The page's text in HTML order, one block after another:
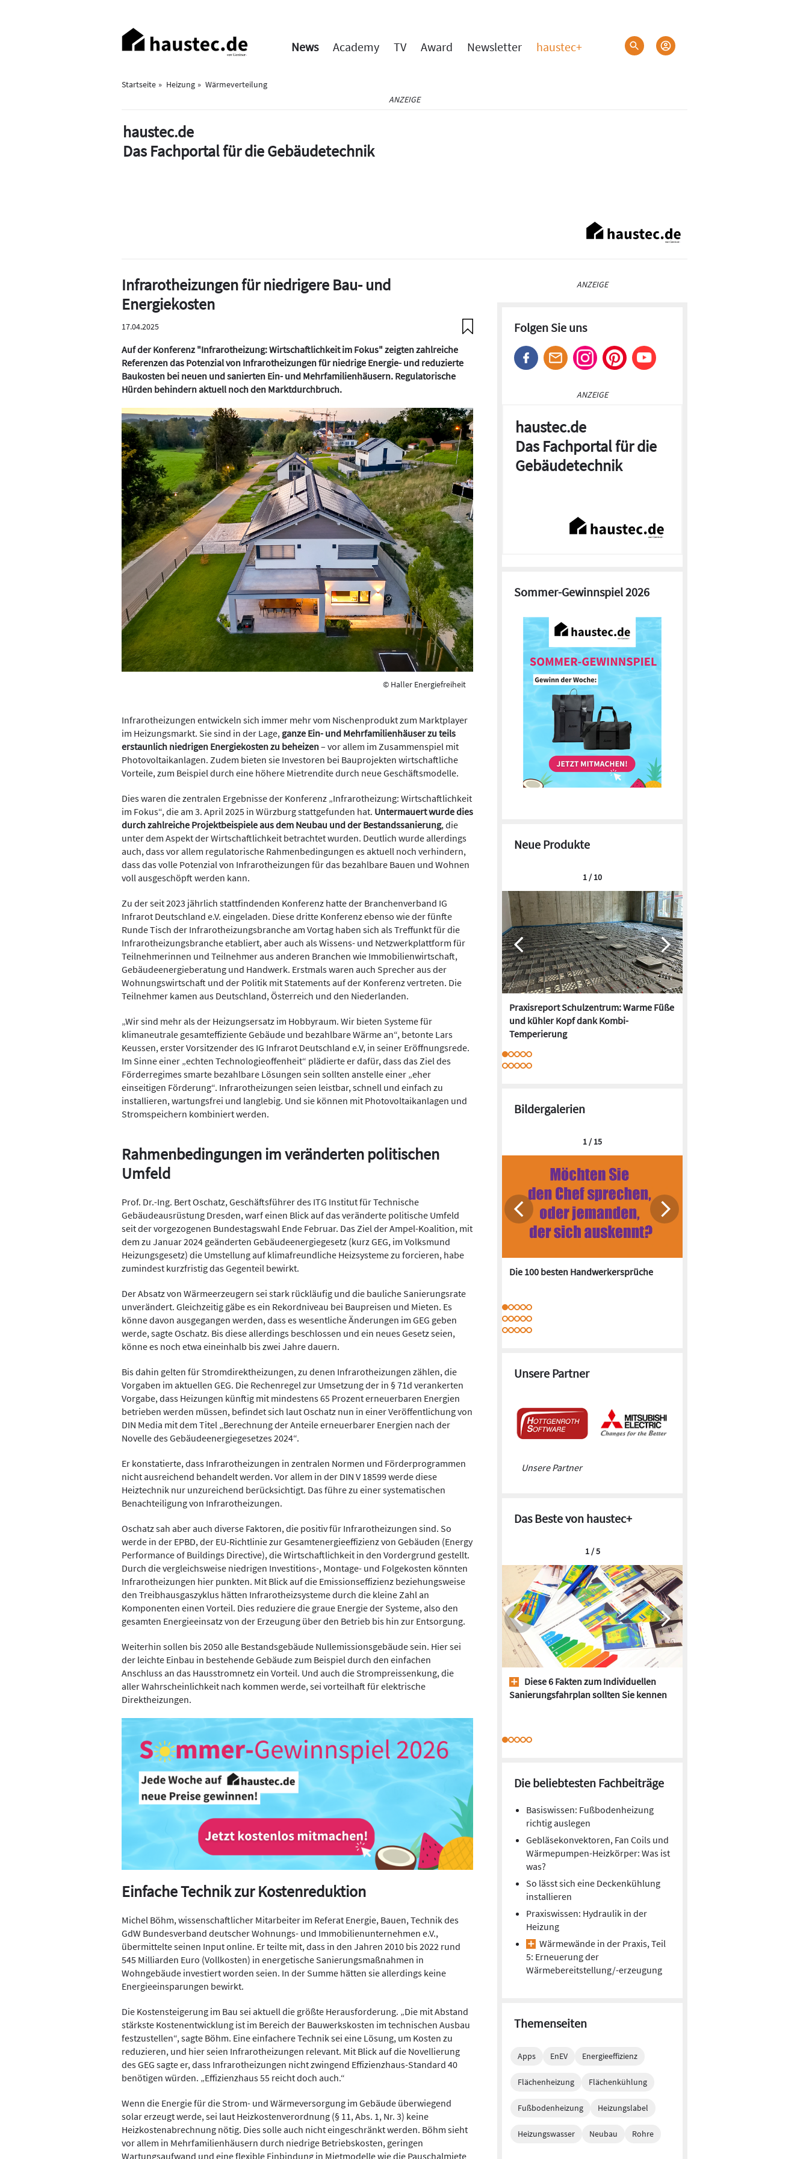
Haupt-
Navigation
News Academy TV Award Newsletter haustec+
Startseite Heizung
Wärmeverteilung
ANZEIGE
haustec.de
Das Fachportal für die Gebäudetechnik
Infrarotheizungen für niedrigere Bau- und
Energiekosten
17.04.2025
Auf der Konferenz "Infrarotheizung: Wirtschaftlichkeit im Fokus" zeigten zahlreiche
Referenzen das Potenzial von Infrarotheizungen für niedrige Energie- und reduzierte
Baukosten bei neuen und sanierten Ein- und Mehrfamilienhäusern. Regulatorische
Hürden behindern aktuell noch den Marktdurchbruch.
© Haller Energiefreiheit
Infrarotheizungen entwickeln sich immer mehr vom Nischenprodukt zum Marktplayer
im Heizungsmarkt. Sie sind in der Lage, ganze Ein- und Mehrfamilienhäuser zu teils
erstaunlich niedrigen Energiekosten zu beheizen– vor allem im Zusammenspiel mit
Photovoltaikanlagen. Zudem bieten sie Investoren bei Bauprojekten wirtschaftliche
Vorteile, zum Beispiel durch eine höhere Mietrendite durch neue Geschäftsmodelle.
Dies waren die zentralen Ergebnisse der Konferenz „Infrarotheizung: Wirtschaftlichkeit
im Fokus“, die am 3. April 2025 in Würzburg stattgefunden hat. Untermauert wurde dies
durch zahlreiche Projektbeispiele aus dem Neubau und der Bestandssanierung, die
unter dem Aspekt der Wirtschaftlichkeit betrachtet wurden. Deutlich wurde allerdings
auch, dass vor allem regulatorische Rahmenbedingungen es aktuell noch verhindern,
dass das volle Potenzial von Infrarotheizungen für das bezahlbare Bauen und Wohnen
voll ausgeschöpft werden kann.
Zu der seit 2023 jährlich stattfindenden Konferenz hatte der Branchenverband IG
Infrarot Deutschland e.V. eingeladen. Diese dritte Konferenz ebenso wie der fünfte
Runde Tisch der Infrarotheizungsbranche am Vortag haben sich als Treffunkt für die
Infrarotheizungsbranche etabliert, aber auch als Wissens- und Netzwerkplattform für
Teilnehmerinnen und Teilnehmer aus anderen Branchen wie Immobilienwirtschaft,
Gebäudeenergieberatung und Handwerk. Erstmals waren auch Sprecher aus der
Wohnungswirtschaft und der Politik mit Statements auf der Konferenz vertreten. Die
Teilnehmer kamen aus Deutschland, Österreich und den Niederlanden.
„Wir sind mehr als der Heizungsersatz im Hobbyraum. Wir bieten Systeme für
klimaneutrale gesamteffiziente Gebäude und bezahlbare Wärme an“, betonte Lars
Keussen, erster Vorsitzender des IG Infrarot Deutschland e.V, in seiner Eröffnungsrede.
Im Sinne einer „echten Technologieoffenheit“ plädierte er dafür, dass das Ziel des
Förderregimes smarte bezahlbare Lösungen sein sollten anstelle einer „eher
einseitigen Förderung“. Infrarotheizungen seien leistbar, schnell und einfach zu
installieren, wartungsfrei und langlebig. Und sie können mit Photovoltaikanlagen und
Stromspeichern kombiniert werden.
Rahmenbedingungen im veränderten politischen
Umfeld
Prof. Dr.-Ing. Bert Oschatz, Geschäftsführer des ITG Institut für Technische
Gebäudeausrüstung Dresden, warf einen Blick auf das veränderte politische Umfeld
seit der vorgezogenen Bundestagswahl Ende Februar. Das Ziel der Ampel-Koalition, mit
dem zu Januar 2024 geänderten Gebäudeenergiegesetz (kurz GEG, im Volksmund
Heizungsgesetz) die Umstellung auf klimafreundliche Heizsysteme zu forcieren, habe
zumindest kurzfristig das Gegenteil bewirkt.
Der Absatz von Wärmeerzeugern sei stark rückläufig und die bauliche Sanierungsrate
unverändert. Gleichzeitig gäbe es ein Rekordniveau bei Baupreisen und Mieten. Es
könne davon ausgegangen werden, dass es wesentliche Änderungen im GEG geben
werde, sagte Oschatz. Bis diese allerdings beschlossen und ein neues Gesetz seien,
könne es noch etwa eineinhalb bis zwei Jahre dauern.
Bis dahin gelten für Stromdirektheizungen, zu denen Infrarotheizungen zählen, die
Vorgaben im aktuellen GEG. Die Rechenregel zur Umsetzung der in § 71d verankerten
Vorgabe, dass Heizungen künftig mit mindestens 65 Prozent erneuerbaren Energien
betrieben werden müssen, befindet sich laut Oschatz nun in einer Veröffentlichung von
DIN Media mit dem Titel „Berechnung der Anteile erneuerbarer Energien nach der
Novelle des Gebäudeenergiegesetzes 2024“.
Er konstatierte, dass Infrarotheizungen in zentralen Normen und Förderprogrammen
nicht ausreichend behandelt werden. Vor allem in der DIN V 18599 werde diese
Heiztechnik nur unzureichend berücksichtigt. Das führe zu einer systematischen
Benachteiligung von Infrarotheizungen.
Oschatz sah aber auch diverse Faktoren, die positiv für Infrarotheizungen sind. So
werde in der EPBD, der EU-Richtlinie zur Gesamtenergieeffizienz von Gebäuden (Energy
Performance of Buildings Directive), die Wirtschaftlichkeit in den Vordergrund gestellt.
Durch die vergleichsweise niedrigen Investitions-, Montage- und Folgekosten könnten
Infrarotheizungen hier punkten. Mit Blick auf die Emissionseffizienz beziehungsweise
den Treibhausgaszyklus hätten Infrarotheizsysteme durch die kleine Zahl an
Komponenten einen Vorteil. Dies reduziere die graue Energie der Systeme, also den
gesamten Energieeinsatz von der Erzeugung über den Betrieb bis hin zur Entsorgung.
Weiterhin sollen bis 2050 alle Bestandsgebäude Nullemissionsgebäude sein. Hier sei
der leichte Einbau in bestehende Gebäude zum Beispiel durch den einfachen
Anschluss an das Hausstromnetz ein Vorteil. Und auch die Strompreissenkung, die
aller Wahrscheinlichkeit nach kommen werde, sei vorteilhaft für elektrische
Direktheizungen.
Einfache Technik zur Kostenreduktion
Michel Böhm, wissenschaftlicher Mitarbeiter im Referat Energie, Bauen, Technik des
GdW Bundesverband deutscher Wohnungs- und Immobilienunternehmen e.V.,
übermittelte seinen Input online. Er teilte mit, dass in den Jahren 2010 bis 2022 rund
545 Milliarden Euro (Vollkosten) in energetische Sanierungsmaßnahmen in
Wohngebäude investiert worden seien. In der Summe hätten sie allerdings keine
Energieeinsparungen bewirkt.
Die Kostensteigerung im Bau sei aktuell die größte Herausforderung. „Die mit Abstand
stärkste Kostenentwicklung ist im Bereich der Bauwerkskosten im technischen Ausbau
festzustellen“, sagte Böhm. Eine einfachere Technik sei eine Lösung, um Kosten zu
reduzieren, und hier seien Infrarotheizungen relevant. Mit Blick auf die Novellierung
des GEG sagte er, dass Infrarotheizungen nicht zwingend Effizienzhaus-Standard 40
benötigen würden. „Effizienzhaus 55 reicht doch auch.“
Wenn die Energie für die Strom- und Wärmeversorgung im Gebäude überwiegend
solar erzeugt werde, sei laut Heizkostenverordnung (§ 11, Abs. 1, Nr. 3) keine
Heizkostenabrechnung nötig. Dies solle auch nicht eingeschränkt werden. Böhm sieht
vor allem in Mehrfamilienhäusern durch niedrige Betriebskosten, geringen
Wartungsaufwand und eine flexible Einbindung in Mietmodelle wie die Pauschalmiete
ANZEIGE
Folgen Sie uns
ANZEIGE
haustec.de
Das Fachportal für die
Gebäudetechnik
Sommer-Gewinnspiel 2026
Neue Produkte
Praxisreport Schulzentrum: Warme Füße
und kühler Kopf dank Kombi-
Temperierung
1 / 10
Bildergalerien
Die 100 besten Handwerkersprüche
1 / 15
Unsere Partner
Unsere Partner
Das Beste von haustec+
Diese 6 Fakten zum Individuellen
Sanierungsfahrplan sollten Sie kennen
1 / 5
Die beliebtesten Fachbeiträge
Basiswissen: Fußbodenheizung
richtig auslegen
Gebläsekonvektoren, Fan Coils und
Wärmepumpen-Heizkörper: Was ist
was?
So lässt sich eine Deckenkühlung
installieren
Praxiswissen: Hydraulik in der
Heizung
Wärmewände in der Praxis, Teil
5: Erneuerung der
Wärmebereitstellung/-erzeugung
Themenseiten
Apps EnEV Energieeffizienz
Flächenheizung Flächenkühlung
Fußbodenheizung Heizungslabel
Heizungswasser Neubau Rohre